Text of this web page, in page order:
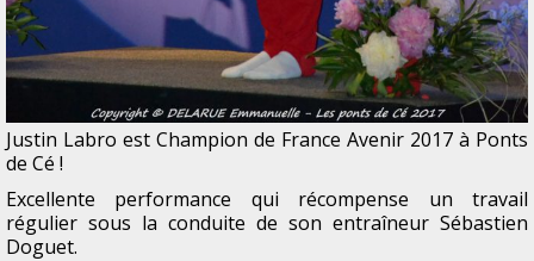
Justin Labro est Champion de France Avenir 2017 à Ponts
de Cé !
Excellente performance qui récompense un travail
régulier sous la conduite de son entraîneur Sébastien
Doguet.